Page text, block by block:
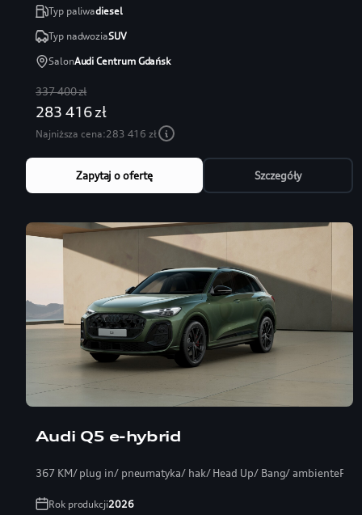
Typ paliwadiesel
Typ nadwoziaSUV
SalonAudi Centrum Gdańsk
337 400 zł
283 416 zł
Najniższa cena:283 416 zł
Zapytaj o ofertę Szczegóły
Audi Q5 e-hybrid
367 KM/ plug in/ pneumatyka/ hak/ Head Up/ Bang/ ambientePRO
Rok produkcji2026